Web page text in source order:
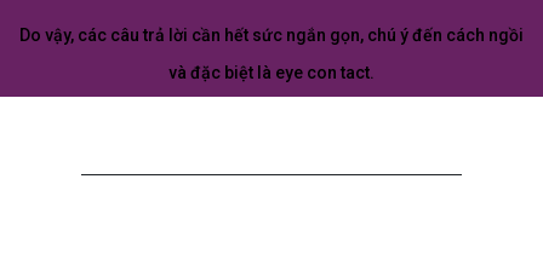
Do vậy, các câu trả lời cần hết sức ngắn gọn, chú ý đến cách ngồi
và đặc biệt là eye con tact.